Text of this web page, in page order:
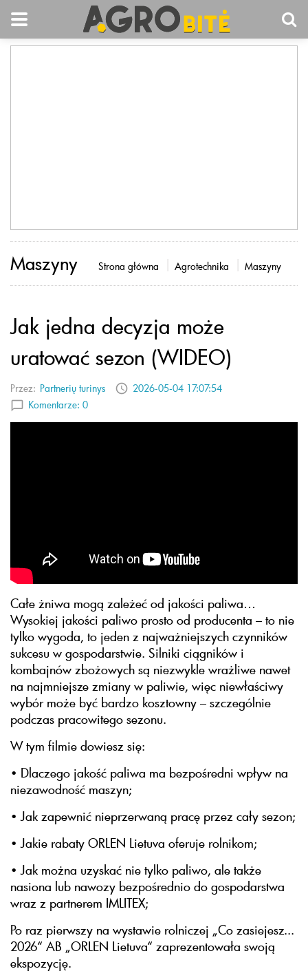
Maszyny Strona główna Agrotechnika Maszyny
Jak jedna decyzja może
uratować sezon (WIDEO)
Przez: Partnerių turinys
2026-05-04 17:07:54
Komentarze: 0
Całe żniwa mogą zależeć od jakości paliwa…
Wysokiej jakości paliwo prosto od producenta – to nie
tylko wygoda, to jeden z najważniejszych czynników
sukcesu w gospodarstwie. Silniki ciągników i
kombajnów zbożowych są niezwykle wrażliwe nawet
na najmniejsze zmiany w paliwie, więc niewłaściwy
wybór może być bardzo kosztowny – szczególnie
podczas pracowitego sezonu.
W tym filmie dowiesz się:
• Dlaczego jakość paliwa ma bezpośredni wpływ na
niezawodność maszyn;
• Jak zapewnić nieprzerwaną pracę przez cały sezon;
• Jakie rabaty ORLEN Lietuva oferuje rolnikom;
• Jak można uzyskać nie tylko paliwo, ale także
nasiona lub nawozy bezpośrednio do gospodarstwa
wraz z partnerem IMLITEX;
Po raz pierwszy na wystawie rolniczej „Co zasiejesz...
2026“ AB „ORLEN Lietuva“ zaprezentowała swoją
ekspozycję.